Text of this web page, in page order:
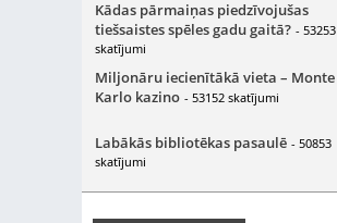
Kādas pārmaiņas piedzīvojušas
tiešsaistes spēles gadu gaitā? - 53253
skatījumi
Miljonāru iecienītākā vieta – Monte
Karlo kazino - 53152 skatījumi
Labākās bibliotēkas pasaulē - 50853
skatījumi